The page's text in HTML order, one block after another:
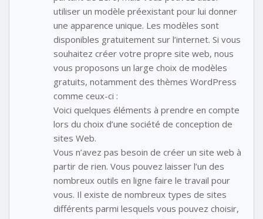
utiliser un modèle préexistant pour lui donner
une apparence unique. Les modèles sont
disponibles gratuitement sur l’internet. Si vous
souhaitez créer votre propre site web, nous
vous proposons un large choix de modèles
gratuits, notamment des thèmes WordPress
comme ceux-ci :
Voici quelques éléments à prendre en compte
lors du choix d’une société de conception de
sites Web.
Vous n’avez pas besoin de créer un site web à
partir de rien. Vous pouvez laisser l’un des
nombreux outils en ligne faire le travail pour
vous. Il existe de nombreux types de sites
différents parmi lesquels vous pouvez choisir,